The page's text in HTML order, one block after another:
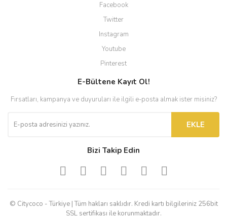
Facebook
Twitter
Instagram
Youtube
Pinterest
E-Bültene Kayıt Ol!
Fırsatları, kampanya ve duyuruları ile ilgili e-posta almak ister misiniz?
EKLE
Bizi Takip Edin
© Citycoco - Türkiye | Tüm hakları saklıdır. Kredi kartı bilgileriniz 256bit
SSL sertifikası ile korunmaktadır.